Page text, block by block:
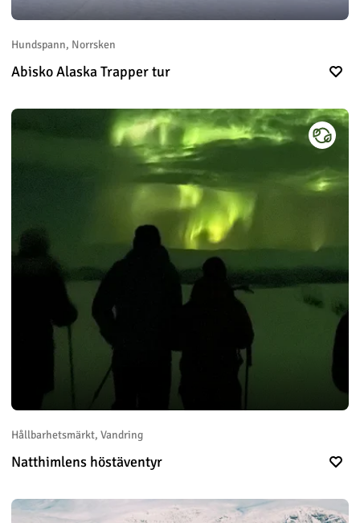
Hundspann, Norrsken
Abisko Alaska Trapper tur
Hållbarhetsmärkt, Vandring
Natthimlens höstäventyr